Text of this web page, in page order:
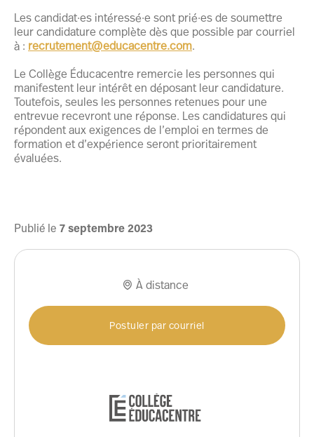
Les candidat·es intéressé·e sont prié·es de soumettre
leur candidature complète dès que possible par courriel
à : recrutement@educacentre.com.
Le Collège Éducacentre remercie les personnes qui
manifestent leur intérêt en déposant leur candidature.
Toutefois, seules les personnes retenues pour une
entrevue recevront une réponse. Les candidatures qui
répondent aux exigences de l’emploi en termes de
formation et d’expérience seront prioritairement
évaluées.
Publié le 7septembre2023
 À distance
Postuler par courriel